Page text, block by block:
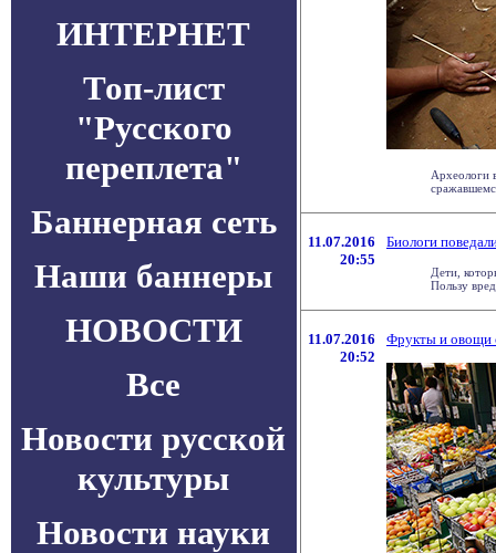
ИНТЕРНЕТ
Топ-лист
"Русского
переплета"
Баннерная сеть
Наши баннеры
НОВОСТИ
Все
Новости русской
культуры
Новости науки
Археологи
11.07.2016
20:55
Биологи
Дети,
Пользу
11.07.2016
20:52
Фрукты и овощи